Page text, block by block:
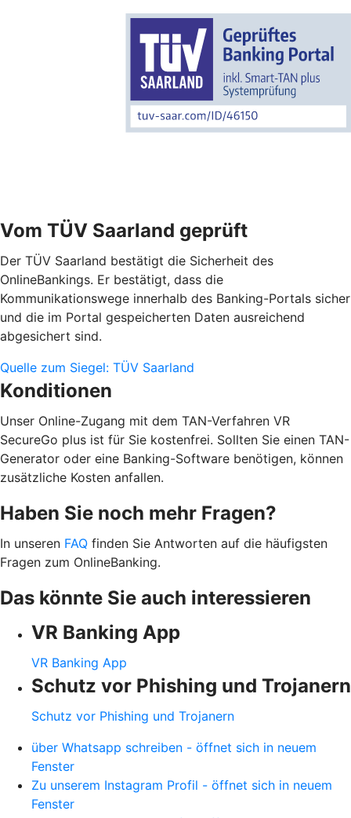
Vom TÜV Saarland geprüft
Der TÜV Saarland bestätigt die Sicherheit des
OnlineBankings. Er bestätigt, dass die
Kommunikationswege innerhalb des Banking-Portals sicher
und die im Portal gespeicherten Daten ausreichend
abgesichert sind.
Quelle zum Siegel: TÜV Saarland
Konditionen
Unser Online-Zugang mit dem TAN-Verfahren VR
SecureGo plus ist für Sie kostenfrei. Sollten Sie einen TAN-
Generator oder eine Banking-Software benötigen, können
zusätzliche Kosten anfallen.
Haben Sie noch mehr Fragen?
In unseren FAQ finden Sie Antworten auf die häufigsten
Fragen zum OnlineBanking.
Das könnte Sie auch interessieren
VR Banking App
VR Banking App
Schutz vor Phishing und Trojanern
Schutz vor Phishing und Trojanern
über Whatsapp schreiben - öffnet sich in neuem
Fenster
Zu unserem Instagram Profil - öffnet sich in neuem
Fenster